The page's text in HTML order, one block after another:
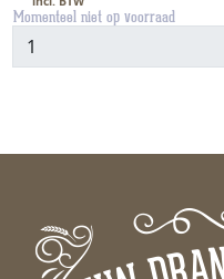
Momenteel niet op voorraad